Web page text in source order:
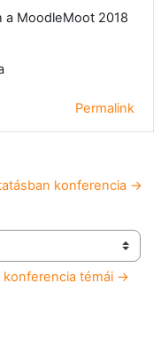
a MoodleMoot 2018
Permalink
konferencia →
konferencia témái →